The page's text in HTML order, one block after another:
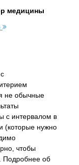
медицины
не обычные
с интервалом в
(которые нужно
чтобы
Подробнее об